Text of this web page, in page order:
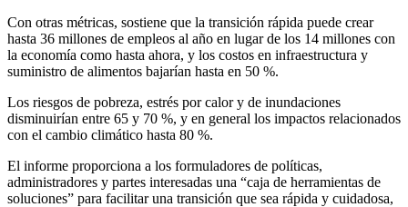
Con otras métricas, sostiene que la transición rápida puede crear
hasta 36 millones de empleos al año en lugar de los 14 millones con
la economía como hasta ahora, y los costos en infraestructura y
suministro de alimentos bajarían hasta en 50 %.
Los riesgos de pobreza, estrés por calor y de inundaciones
disminuirían entre 65 y 70 %, y en general los impactos relacionados
con el cambio climático hasta 80 %.
El informe proporciona a los formuladores de políticas,
administradores y partes interesadas una “caja de herramientas de
soluciones” para facilitar una transición que sea rápida y cuidadosa,